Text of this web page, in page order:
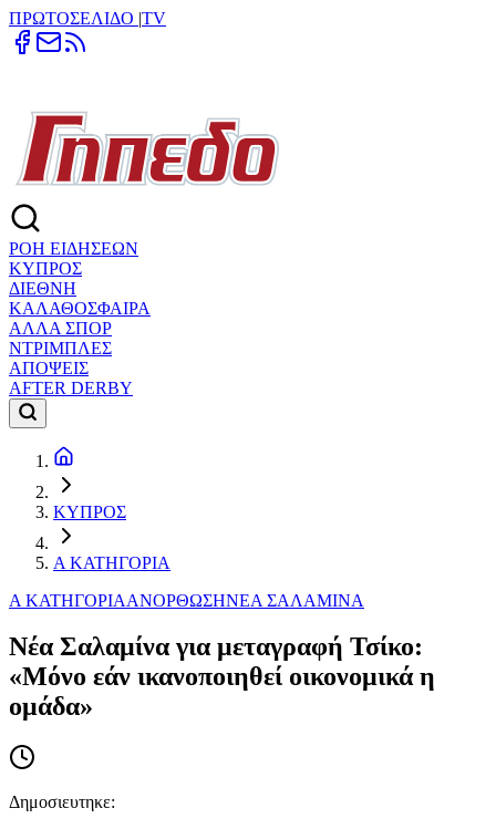
ΠΡΩΤΟΣΕΛΙΔΟ |TV
ΡΟΗ ΕΙΔΗΣΕΩΝ
ΚΥΠΡΟΣ
ΔΙΕΘΝΗ
ΚΑΛΑΘΟΣΦΑΙΡΑ
ΑΛΛΑ ΣΠΟΡ
ΝΤΡΙΜΠΛΕΣ
ΑΠΟΨΕΙΣ
AFTER DERBY
ΚΥΠΡΟΣ
Α ΚΑΤΗΓΟΡΙΑ
Α ΚΑΤΗΓΟΡΙΑΑΝΟΡΘΩΣΗΝΕΑ ΣΑΛΑΜΙΝΑ
Νέα Σαλαμίνα για μεταγραφή Τσίκο:
«Μόνο εάν ικανοποιηθεί οικονομικά η
ομάδα»
Δημοσιευτηκε: